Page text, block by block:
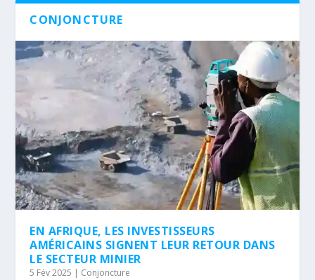
CONJONCTURE
EN AFRIQUE, LES INVESTISSEURS
AMÉRICAINS SIGNENT LEUR RETOUR DANS
LE SECTEUR MINIER
5 Fév 2025 Conjoncture